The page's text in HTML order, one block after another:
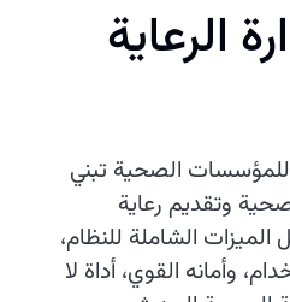
الرعاية
الصحية تبني
وتقديم رعاية
الشاملة للنظام،
وأمانه القوي، أداة لا